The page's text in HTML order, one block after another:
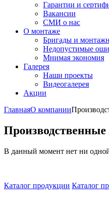
Гарантии и
Вакансии
СМИ о нас
О монтаже
Бригады и
Недопустимые
Мнимая экономия
Галерея
Наши проекты
Видеогалерея
Акции
ГлавнаяО компании
Производственные
В данный момент нет ни
Каталог продукции Каталог